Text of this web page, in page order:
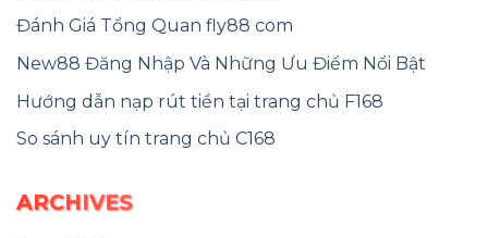
Đánh Giá Tổng Quan fly88 com
New88 Đăng Nhập Và Những Ưu Điểm Nổi Bật
Hướng dẫn nạp rút tiền tại trang chủ F168
So sánh uy tín trang chủ C168
ARCHIVES